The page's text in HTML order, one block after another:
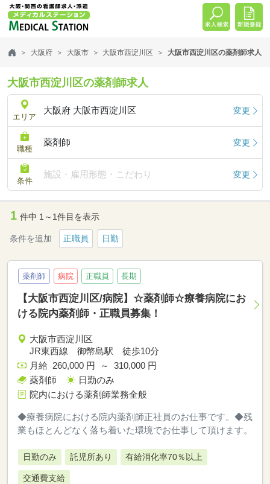
大阪府 大阪市 大阪市西淀川区 大阪市西淀川区の薬剤師求人
大阪市西淀川区の薬剤師求人
エリア
大阪府 大阪市西淀川区 変更
職種
薬剤師 変更
条件
施設・雇用形態・こだわり 変更
1 件中 1～1件目を表示
条件を追加 正職員 日勤
薬剤師 病院 正職員 長期
【大阪市西淀川区/病院】☆薬剤師☆療養病院にお
ける院内薬剤師・正職員募集！
大阪市西淀川区
JR東西線 御幣島駅 徒歩10分
月給 260,000 円 ～ 310,000 円
薬剤師
日勤のみ
院内における薬剤師業務全般
◆療養病院における院内薬剤師正社員のお仕事です。◆残
業もほとんどなく落ち着いた環境でお仕事して頂けます。
日勤のみ 託児所あり 有給消化率70％以上
交通費支給